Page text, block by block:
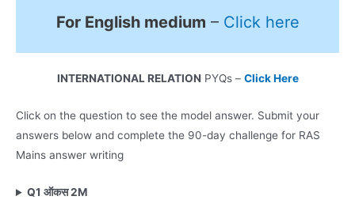
For English medium – Click here
INTERNATIONAL RELATIONPYQs – Click Here
Click on the question to see the model answer. Submit your
answers below and complete the 90-day challenge for RAS
Mains answer writing
Q1 ऑकस2M